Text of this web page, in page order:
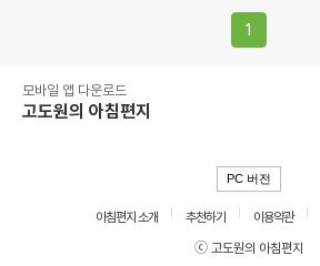
1
모바일 앱 다운로드
고도원의 아침편지
PC 버전
아침편지 소개 추천하기 이용약관
ⓒ 고도원의 아침편지